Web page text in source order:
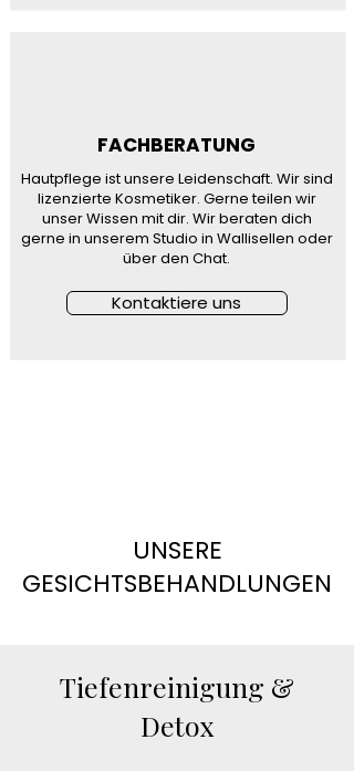
FACHBERATUNG
Hautpflege ist unsere Leidenschaft. Wir sind
lizenzierte Kosmetiker. Gerne teilen wir
unser Wissen mit dir. Wir beraten dich
gerne in unserem Studio in Wallisellen oder
über den Chat.
Kontaktiere uns
UNSERE
GESICHTSBEHANDLUNGEN
Tiefenreinigung &
Detox